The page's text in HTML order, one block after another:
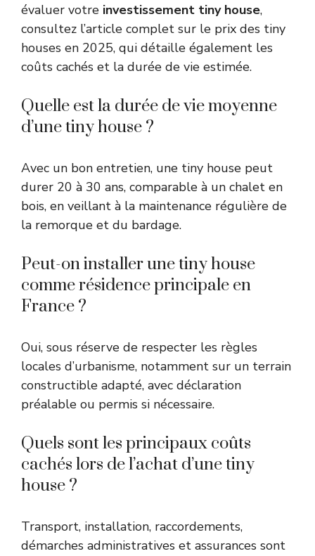
évaluer votre investissement tiny house,
consultez l’article complet sur le prix des tiny
houses en 2025, qui détaille également les
coûts cachés et la durée de vie estimée.
Quelle est la durée de vie moyenne
d’une tiny house ?
Avec un bon entretien, une tiny house peut
durer 20 à 30 ans, comparable à un chalet en
bois, en veillant à la maintenance régulière de
la remorque et du bardage.
Peut-on installer une tiny house
comme résidence principale en
France ?
Oui, sous réserve de respecter les règles
locales d’urbanisme, notamment sur un terrain
constructible adapté, avec déclaration
préalable ou permis si nécessaire.
Quels sont les principaux coûts
cachés lors de l’achat d’une tiny
house ?
Transport, installation, raccordements,
démarches administratives et assurances sont